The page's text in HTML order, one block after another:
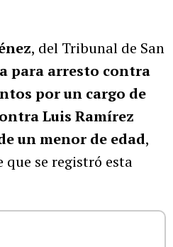
, del Tribunal de San
para arresto contra
por un cargo de
Luis Ramírez
un menor de edad,
se registró esta